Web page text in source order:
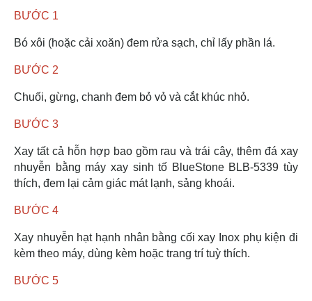
BƯỚC 1
Bó xôi (hoặc cải xoăn) đem rửa sạch, chỉ lấy phần lá.
BƯỚC 2
Chuối, gừng, chanh đem bỏ vỏ và cắt khúc nhỏ.
BƯỚC 3
Xay tất cả hỗn hợp bao gồm rau và trái cây, thêm đá xay
nhuyễn bằng máy xay sinh tố BlueStone BLB-5339 tùy
thích, đem lại cảm giác mát lạnh, sảng khoái.
BƯỚC 4
Xay nhuyễn hạt hạnh nhân bằng cối xay Inox phụ kiện đi
kèm theo máy, dùng kèm hoặc trang trí tuỳ thích.
BƯỚC 5